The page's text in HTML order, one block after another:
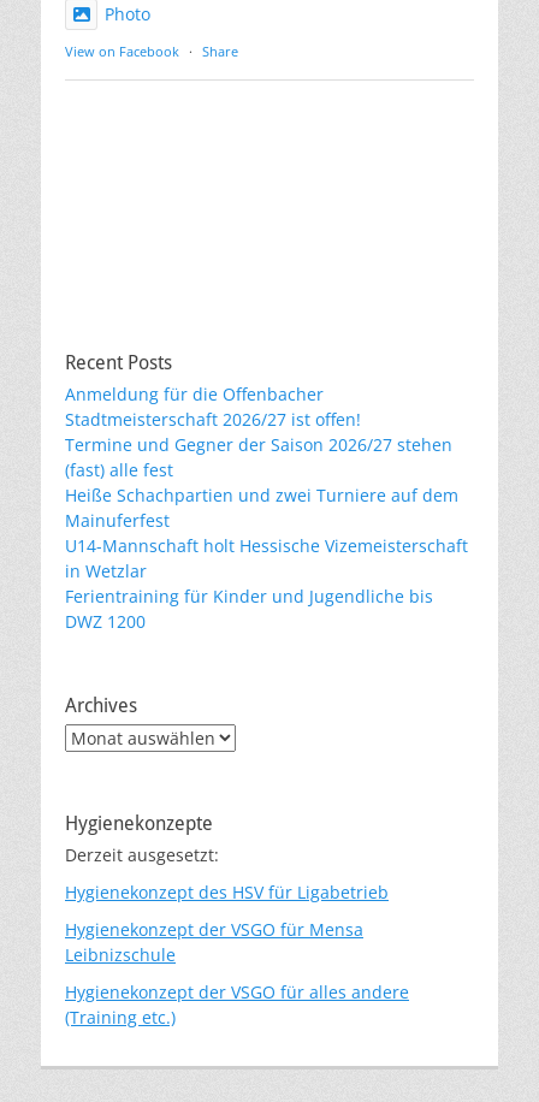
Photo
View on Facebook · Share
Recent Posts
Anmeldung für die Offenbacher
Stadtmeisterschaft 2026/27 ist offen!
Termine und Gegner der Saison 2026/27 stehen
(fast) alle fest
Heiße Schachpartien und zwei Turniere auf dem
Mainuferfest
U14-Mannschaft holt Hessische Vizemeisterschaft
in Wetzlar
Ferientraining für Kinder und Jugendliche bis
DWZ 1200
Archives
Archives
Hygienekonzepte
Derzeit ausgesetzt:
Hygienekonzept des HSV für Ligabetrieb
Hygienekonzept der VSGO für Mensa
Leibnizschule
Hygienekonzept der VSGO für alles andere
(Training etc.)